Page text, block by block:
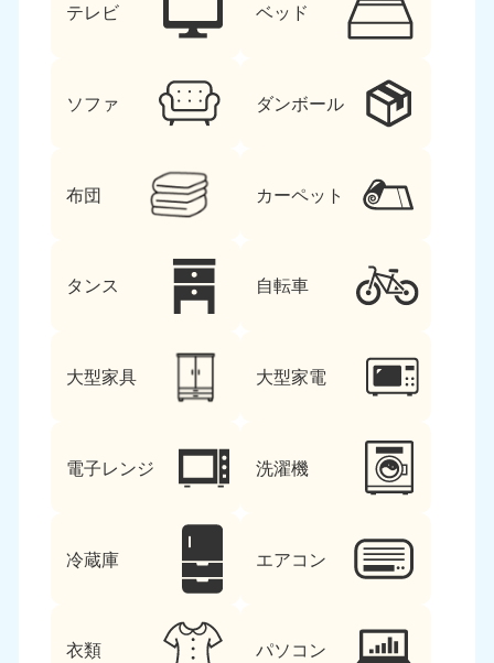
テレビ ベッド
ソファ ダンボール
布団 カーペット
タンス 自転車
大型家具 大型家電
電子レンジ 洗濯機
冷蔵庫 エアコン
衣類 パソコン